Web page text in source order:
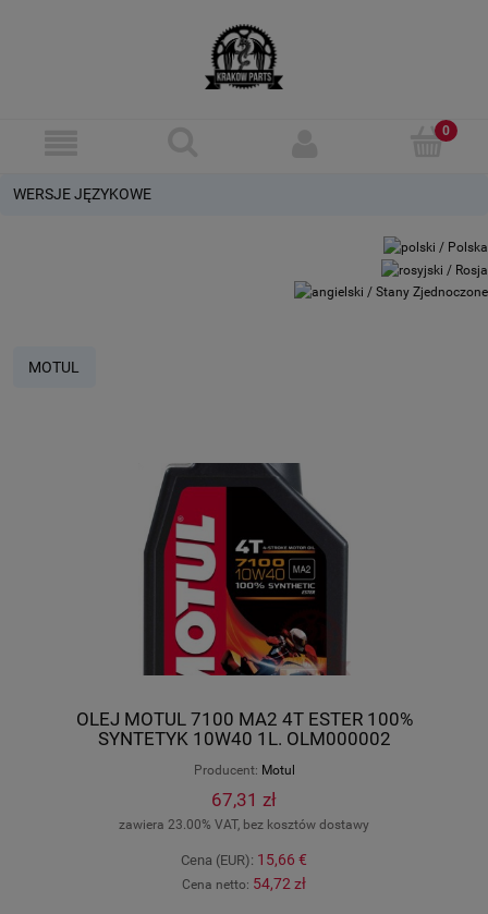
WERSJE JĘZYKOWE
MOTUL
OLEJ MOTUL 7100 MA2 4T ESTER 100%
SYNTETYK 10W40 1L. OLM000002
Producent: Motul
67,31 zł
zawiera 23.00% VAT, bez kosztów dostawy
Cena (EUR): 15,66 €
Cena netto: 54,72 zł